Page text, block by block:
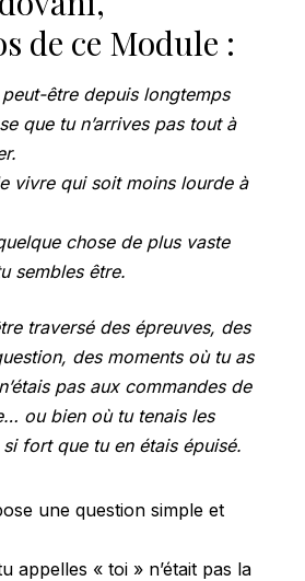
de ce Module :
peut-être depuis longtemps
que tu n’arrives pas tout à
vivre qui soit moins lourde à
chose de plus vaste
sembles être.
traversé des épreuves, des
des moments où tu as
pas aux commandes de
ou bien où tu tenais les
fort que tu en étais épuisé.
une question simple et
appelles « toi » n’était pas la